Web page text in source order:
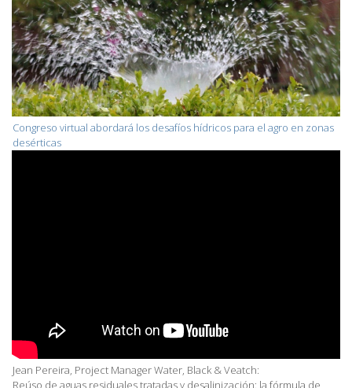
Congreso virtual abordará los desafíos hídricos para el agro en zonas
desérticas
Jean Pereira, Project Manager Water, Black & Veatch:
Reúso de aguas residuales tratadas y desalinización: la fórmula de